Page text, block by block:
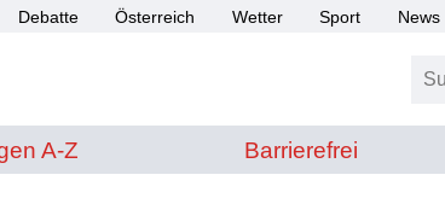
Debatte Österreich Wetter Sport News
von A bis Z
A-Z Barrierefrei
Barrierefrei